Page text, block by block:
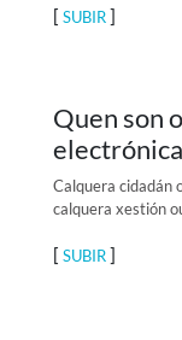
[ SUBIR]
Quen son
Calquera cidadán
calquera xestión
[ SUBIR]